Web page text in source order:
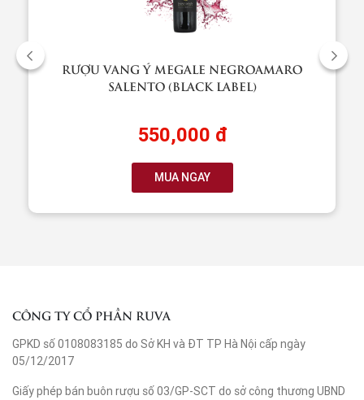
RƯỢU VANG Ý MEGALE NEGROAMARO
SALENTO (BLACK LABEL)
550,000 đ
MUA NGAY
CÔNG TY CỔ PHẦN RUVA
GPKD số 0108083185 do Sở KH và ĐT TP Hà Nội cấp ngày
05/12/2017
Giấy phép bán buôn rượu số 03/GP-SCT do sở công thương UBND